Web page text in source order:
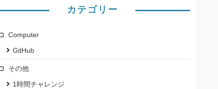
カテゴリー
Computer
GitHub
その他
1時間チャレンジ